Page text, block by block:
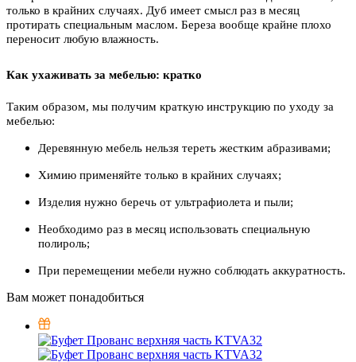
только в крайних случаях. Дуб имеет смысл раз в месяц
протирать специальным маслом. Береза вообще крайне плохо
переносит любую влажность.
Как ухаживать за мебелью: кратко
Таким образом, мы получим краткую инструкцию по уходу за
мебелью:
Деревянную мебель нельзя тереть жестким абразивами;
Химию применяйте только в крайних случаях;
Изделия нужно беречь от ультрафиолета и пыли;
Необходимо раз в месяц использовать специальную
полироль;
При перемещении мебели нужно соблюдать аккуратность.
Вам может понадобиться